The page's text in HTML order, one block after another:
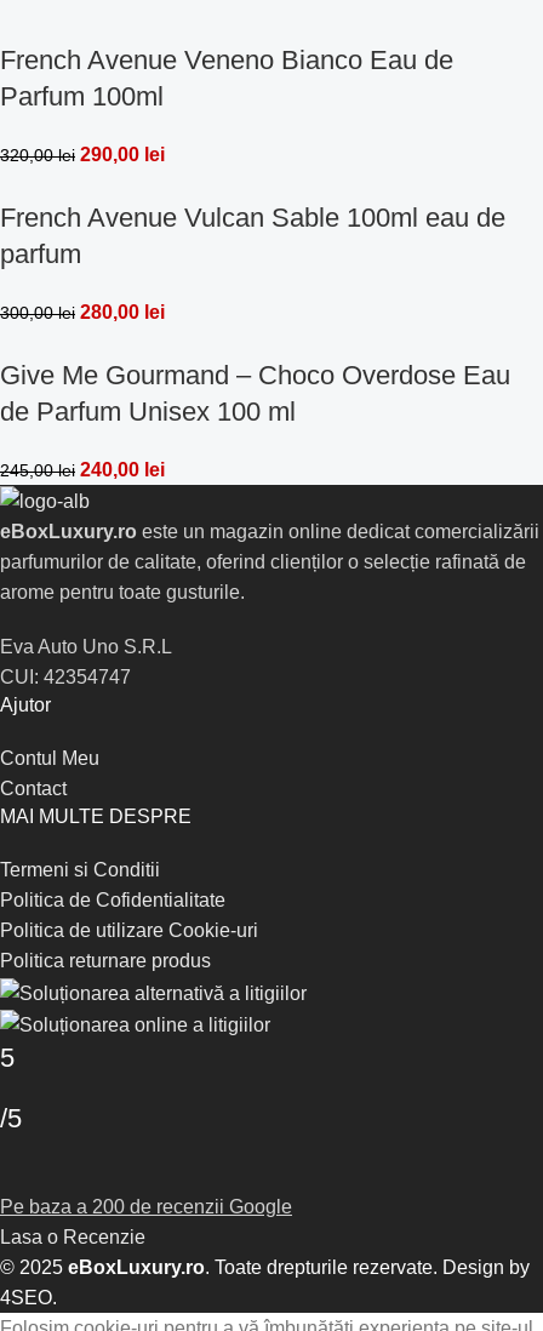
French Avenue Veneno Bianco Eau de
Parfum 100ml
320,00lei 290,00 lei
French Avenue Vulcan Sable 100ml eau de
parfum
300,00lei 280,00 lei
Give Me Gourmand – Choco Overdose Eau
de Parfum Unisex 100 ml
245,00lei 240,00 lei
eBoxLuxury.ro este un magazin online dedicat comercializării
parfumurilor de calitate, oferind clienților o selecție rafinată de
arome pentru toate gusturile.
Eva Auto Uno S.R.L
CUI: 42354747
Ajutor
Contul Meu
Contact
MAI MULTE DESPRE
Termeni si Conditii
Politica de Cofidentialitate
Politica de utilizare Cookie-uri
Politica returnare produs
5
/5
Pe baza a 200 de recenzii Google
Lasa o Recenzie
© 2025 eBoxLuxury.ro. Toate drepturile rezervate. Design by
4SEO.